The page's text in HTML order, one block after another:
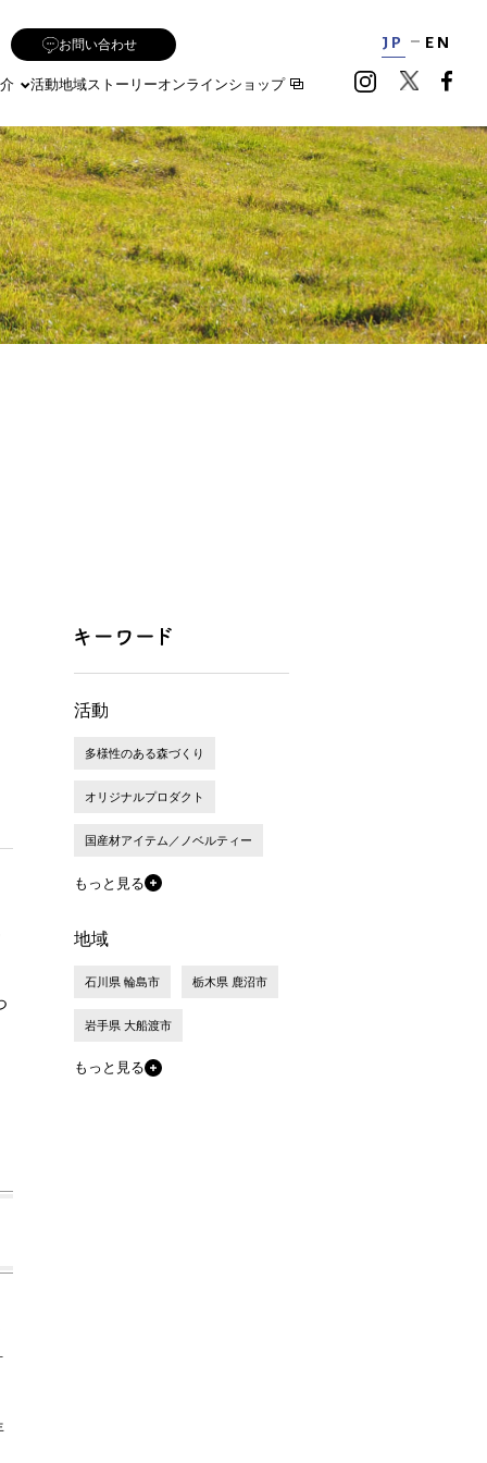
活動地域ストーリーオンラインショップ
お問い合わせ JP EN
活動
多様性のある森づくり
オリジナルプロダクト
国産材アイテム／ノベルティー
もっと見る
地域
石川県 輪島市 栃木県 鹿沼市
岩手県 大船渡市
もっと見る